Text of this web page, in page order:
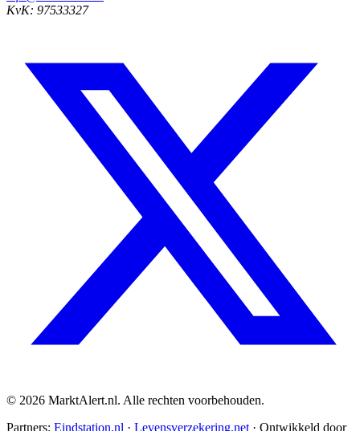
KvK: 97533327
© 2026 MarktAlert.nl. Alle rechten voorbehouden.
Partners: Eindstation.nl · Levensverzekering.net · Ontwikkeld door